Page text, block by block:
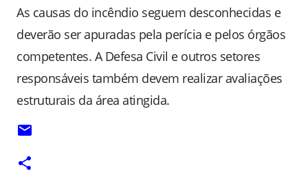
As causas do incêndio seguem desconhecidas e
deverão ser apuradas pela perícia e pelos órgãos
competentes. A Defesa Civil e outros setores
responsáveis também devem realizar avaliações
estruturais da área atingida.